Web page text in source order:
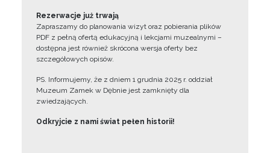
Rezerwacje już trwają
Zapraszamy do planowania wizyt oraz pobierania plików
PDF z pełną ofertą edukacyjną i lekcjami muzealnymi –
dostępna jest również skrócona wersja oferty bez
szczegółowych opisów.
PS. Informujemy, że z dniem 1 grudnia 2025 r. oddział
Muzeum Zamek w Dębnie jest zamknięty dla
zwiedzających.
Odkryjcie z nami świat pełen historii!